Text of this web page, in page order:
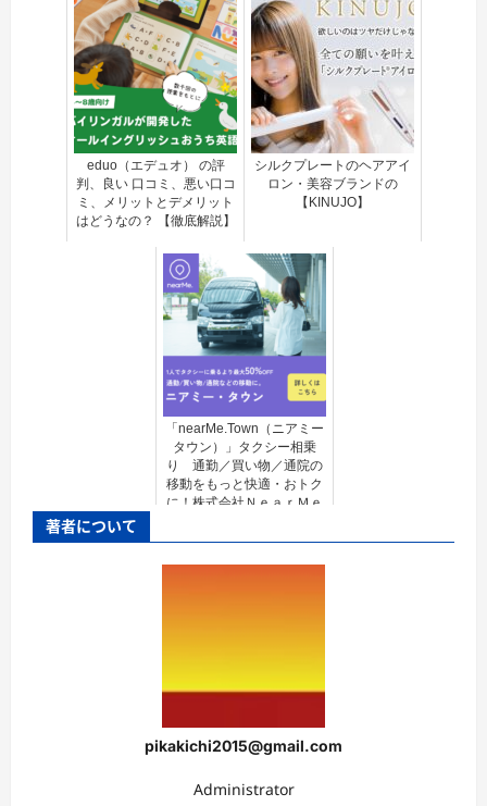
eduo（エデュオ） の評
判、良い 口コミ、悪い口コ
ミ、メリットとデメリット
はどうなの？ 【徹底解説】
シルクプレートのヘアアイ
ロン・美容ブランドの
【KINUJO】
「nearMe.Town（ニアミー
タウン）」タクシー相乗
り 通勤／買い物／通院の
移動をもっと快適・おトク
に！株式会社ＮｅａｒＭｅ
著者について
pikakichi2015@gmail.com
Administrator